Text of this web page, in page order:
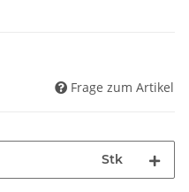
Frage zum Artikel
Stk